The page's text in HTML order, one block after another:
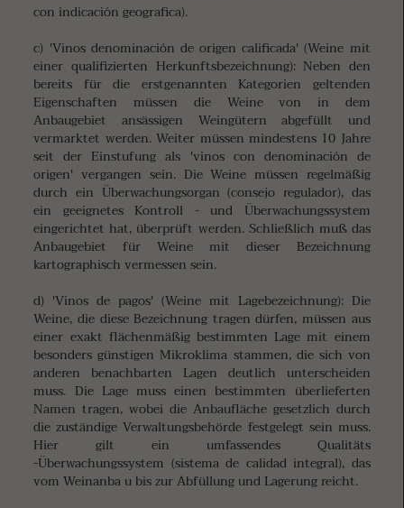
con indicación geografica).
c) 'Vinos denominación de origen calificada' (Weine mit
einer qualifizierten Herkunftsbezeichnung): Neben den
bereits für die erstgenannten Kategorien geltenden
Eigenschaften müssen die Weine von in dem
Anbaugebiet ansässigen Weingütern abgefüllt und
vermarktet werden. Weiter müssen mindestens 10 Jahre
seit der Einstufung als 'vinos con denominación de
origen' vergangen sein. Die Weine müssen regelmäßig
durch ein Überwachungsorgan (consejo regulador), das
ein geeignetes Kontroll - und Überwachungssystem
eingerichtet hat, überprüft werden. Schließlich muß das
Anbaugebiet für Weine mit dieser Bezeichnung
kartographisch vermessen sein.
d) 'Vinos de pagos' (Weine mit Lagebezeichnung): Die
Weine, die diese Bezeichnung tragen dürfen, müssen aus
einer exakt flächenmäßig bestimmten Lage mit einem
besonders günstigen Mikroklima stammen, die sich von
anderen benachbarten Lagen deutlich unterscheiden
muss. Die Lage muss einen bestimmten überlieferten
Namen tragen, wobei die Anbaufläche gesetzlich durch
die zuständige Verwaltungsbehörde festgelegt sein muss.
Hier gilt ein umfassendes Qualitäts
-Überwachungssystem (sistema de calidad integral), das
vom Weinanba u bis zur Abfüllung und Lagerung reicht.